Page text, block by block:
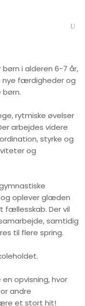
i alderen 6-7 år,
færdigheder og
rytmiske øvelser
arbejdes videre
styrke og
og
oplever glæden
Der vil
samtidig
til flere spring.
opvisning, hvor
andre
et stort hit!